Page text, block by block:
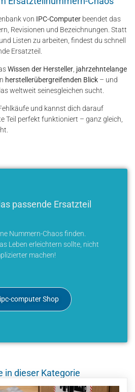
von IPC-Computer beendet das
Revisionen und Bezeichnungen. Statt
Listen zu arbeiten, findest du schnell
Ersatzteil.
Wissen der Hersteller jahrzehntelange
herstellerübergreifenden Blick – und
weltweit seinesgleichen sucht.
und kannst dich darauf
Teil perfekt funktioniert – ganz gleich,
passende Ersatzteil
Nummern-Chaos finden.
Leben erleichtern sollte, nicht
machen!
computer Shop
in dieser Kategorie